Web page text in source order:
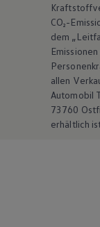
CO₂-
dem
allen
Automobil
73760
erhältlich